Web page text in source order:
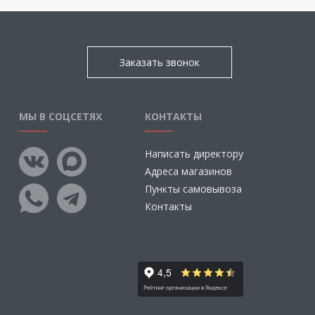
Заказать звонок
МЫ В СОЦСЕТЯХ КОНТАКТЫ
Написать директору
Адреса магазинов
Пункты самовывоза
Контакты